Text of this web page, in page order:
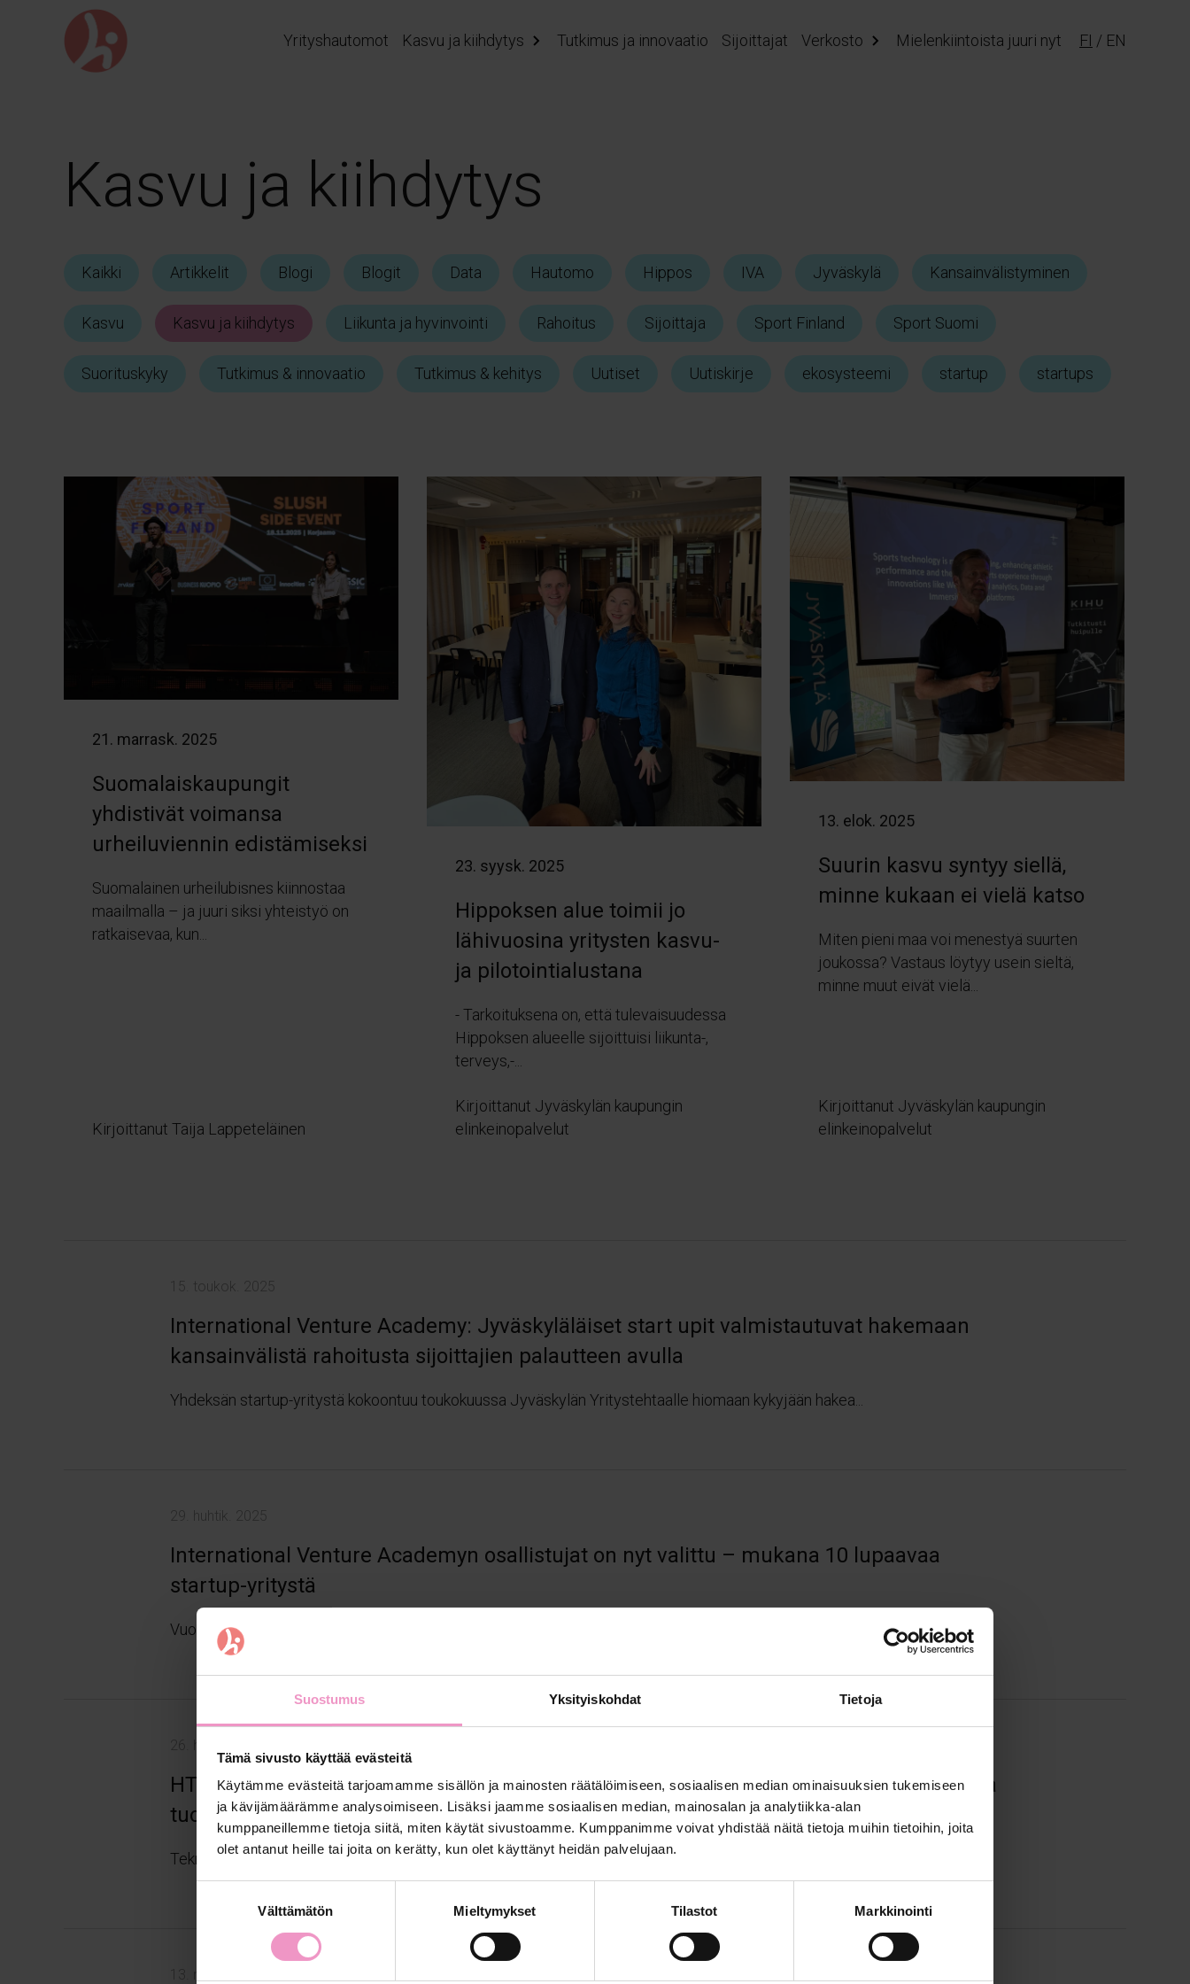
Suostumus Yksityiskohdat Tietoja
Tämä sivusto käyttää evästeitä
Käytämme evästeitä tarjoamamme sisällön ja mainosten räätälöimiseen, sosiaalisen median ominaisuuksien tukemiseen
ja kävijämäärämme analysoimiseen. Lisäksi jaamme sosiaalisen median, mainosalan ja analytiikka-alan
kumppaneillemme tietoja siitä, miten käytät sivustoamme. Kumppanimme voivat yhdistää näitä tietoja muihin tietoihin, joita
olet antanut heille tai joita on kerätty, kun olet käyttänyt heidän palvelujaan.
Välttämätön Mieltymykset Tilastot Markkinointi
Yrityshautomot Kasvu ja kiihdytys Tutkimus ja innovaatio Sijoittajat Verkosto Mielenkiintoista juuri nyt FI / EN
Kasvu ja kiihdytys
Kaikki Artikkelit Blogi Blogit Data Hautomo Hippos IVA Jyväskylä Kansainvälistyminen
Kasvu Kasvu ja kiihdytys Liikunta ja hyvinvointi Rahoitus Sijoittaja Sport Finland Sport Suomi
Suorituskyky Tutkimus & innovaatio Tutkimus & kehitys Uutiset Uutiskirje ekosysteemi startup startups
21. marrask. 2025
Suomalaiskaupungit
yhdistivät voimansa
urheiluviennin edistämiseksi
Suomalainen urheilubisnes kiinnostaa
maailmalla – ja juuri siksi yhteistyö on
ratkaisevaa, kun...
Kirjoittanut Taija Lappeteläinen
23. syysk. 2025
Hippoksen alue toimii jo
lähivuosina yritysten kasvu-
ja pilotointialustana
- Tarkoituksena on, että tulevaisuudessa
Hippoksen alueelle sijoittuisi liikunta-,
terveys,-...
Kirjoittanut Jyväskylän kaupungin
elinkeinopalvelut
13. elok. 2025
Suurin kasvu syntyy siellä,
minne kukaan ei vielä katso
Miten pieni maa voi menestyä suurten
joukossa? Vastaus löytyy usein sieltä,
minne muut eivät vielä...
Kirjoittanut Jyväskylän kaupungin
elinkeinopalvelut
15. toukok. 2025
International Venture Academy: Jyväskyläläiset start upit valmistautuvat hakemaan
kansainvälistä rahoitusta sijoittajien palautteen avulla
Yhdeksän startup-yritystä kokoontuu toukokuussa Jyväskylän Yritystehtaalle hiomaan kykyjään hakea...
29. huhtik. 2025
International Venture Academyn osallistujat on nyt valittu – mukana 10 lupaavaa
startup-yritystä
Vuoden 2025 International Venture Academyyn osallistuvat yritykset on nyt valittu. Mukana on...
26. helmik. 2025
HTM Solutions kiihdytti kasvuaan Seed Village -ohjelmassa – uusia verkostoja ja tukea
tuotekehitykseen
Teknologiayritys HTM Solutions osallistui viime syksynä Seed Village -kasvuohjelmaan, mikä...
13. marrask. 2024